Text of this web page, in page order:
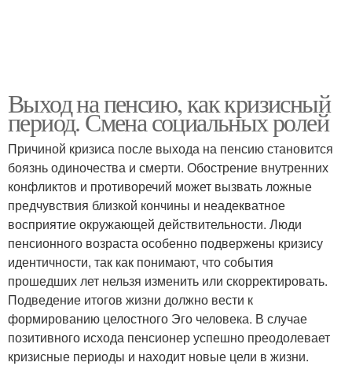
Выход на пенсию, как кризисный
период. Смена социальных ролей
Причиной кризиса после выхода на пенсию становится
боязнь одиночества и смерти. Обострение внутренних
конфликтов и противоречий может вызвать ложные
предчувствия близкой кончины и неадекватное
восприятие окружающей действительности. Люди
пенсионного возраста особенно подвержены кризису
идентичности, так как понимают, что события
прошедших лет нельзя изменить или скорректировать.
Подведение итогов жизни должно вести к
формированию целостного Эго человека. В случае
позитивного исхода пенсионер успешно преодолевает
кризисные периоды и находит новые цели в жизни.